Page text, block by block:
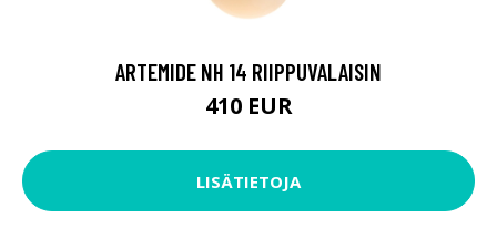
ARTEMIDE NH 14 RIIPPUVALAISIN
410 EUR
LISÄTIETOJA